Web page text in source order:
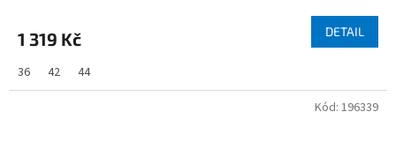
je
z
5
1 319 Kč DETAIL
36 42 44
Kód: 196339